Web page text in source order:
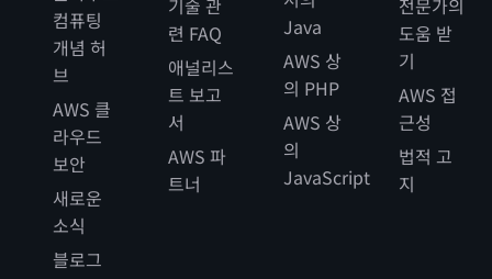
컴퓨팅
개념 허
브
AWS 클
라우드
보안
새로운
소식
블로그
기술 관
련 FAQ
애널리스
트 보고
서
AWS 파
트너
Java
AWS 상
의 PHP
AWS 상
의
JavaScript
전문가의
도움 받
기
AWS 접
근성
법적 고
지